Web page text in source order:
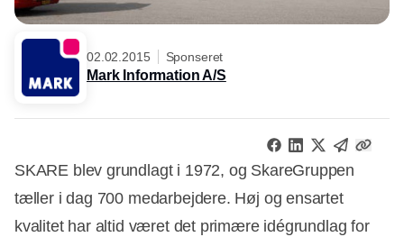
02.02.2015 Sponseret
Mark Information A/S
SKARE blev grundlagt i 1972, og SkareGruppen
tæller i dag 700 medarbejdere. Høj og ensartet
kvalitet har altid været det primære idégrundlag for